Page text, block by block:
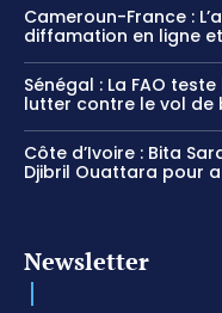
Cameroun-France :
diffamation en ligne
Sénégal : La FAO
lutter contre le vol de
Côte d’Ivoire : Bita
Djibril Ouattara pour
Newsletter